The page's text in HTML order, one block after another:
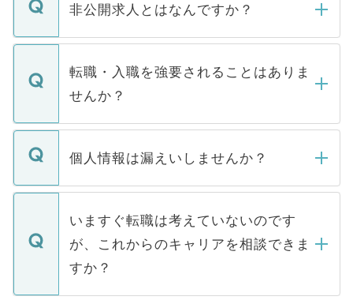
登録内容を確認し、その後メールもしくは
ます。通常、5営業日以内にはご連絡をせて
いただきますので、しばらくお待ちくださ
い。
非公開求人とはなんですか？
マイナビDOCTORで取り扱っている求人の
うち約3割は、Webサイトからご覧いただ
けない「非公開求人」です。非公開求人は
下記の理由によって、一般には公開してい
ません。
■応募殺到を避けるため 人気のある医療機
関を公にしてしまうと、応募が殺到する場
に、医療機関が求める条件に合った人材の
みを人材紹介会社に依頼するケースが増え
ています。
転職・入職を強要されることはありま
せんか？
転職・入職を強要することは一切ありませ
ん。また、仮に応募先から内定をいただい
定を承諾する必要はありません。内定先へ
の辞退の連絡はキャリアパートナーが行い
ますので、ご安心ください。
個人情報は漏えいしませんか？
個人情報が漏えいすることはありませんの
で、ご安心ください。当サイトからの登録
などで収集したご登録者様の個人情報は、
ご本人のキャリアアップおよび転職活動の
支援を目的に使用いたします。お預かりし
ているすべての個人データはご本人の許可
いますぐ転職は考えていないのです
が、これからのキャリアを相談できま
すか？